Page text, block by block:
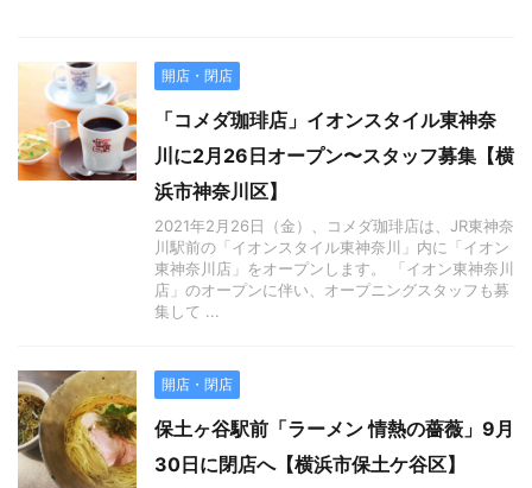
開店・閉店
「コメダ珈琲店」イオンスタイル東神奈
川に2月26日オープン〜スタッフ募集【横
浜市神奈川区】
2021年2月26日（金）、コメダ珈琲店は、JR東神奈
川駅前の「イオンスタイル東神奈川」内に「イオン
東神奈川店」をオープンします。 「イオン東神奈川
店」のオープンに伴い、オープニングスタッフも募
集して ...
開店・閉店
保土ヶ谷駅前「ラーメン 情熱の薔薇」9月
30日に閉店へ【横浜市保土ケ谷区】